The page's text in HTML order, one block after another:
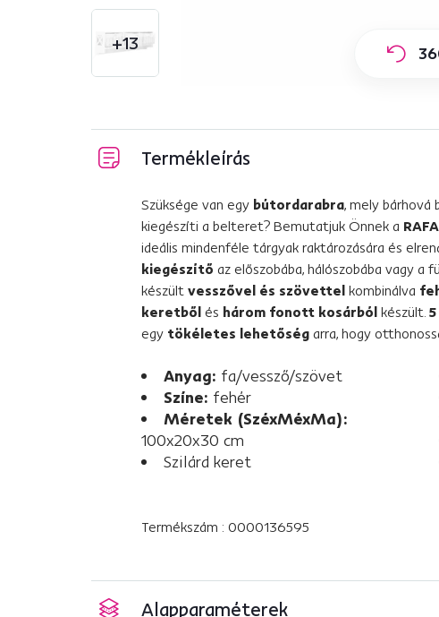
+13
Termékleírás
Szüksége van egy bútordarabra, mely bárhová
kiegészíti a belteret? Bemutatjuk Önnek a
ideális mindenféle tárgyak raktározására és
kiegészítő az előszobába, hálószobába vagy a
készült vesszővel és szövettel kombinálva
keretből és három fonott kosárból készült.
egy tökéletes lehetőség arra, hogy
Anyag: fa/vessző/szövet
Színe: fehér
Méretek (SzéxMéxMa):
100x20x30 cm
Szilárd keret
Termékszám : 0000136595
Alapparaméterek